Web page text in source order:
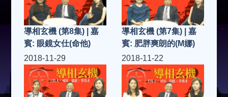
導相玄機 (第8集) | 嘉
賓: 眼鏡女仕(命他)
導相玄機 (第7集) | 嘉
賓: 肥胖爽朗的(M娜)
2018-11-29
2018-11-22